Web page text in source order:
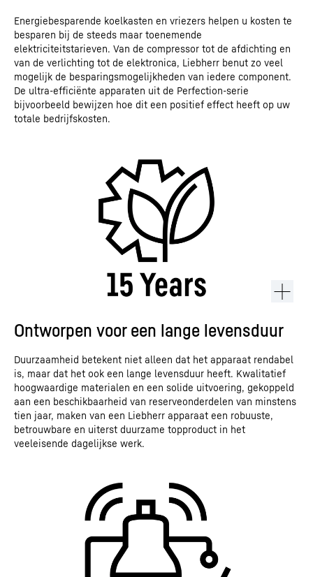
Energiebesparende koelkasten en vriezers helpen u kosten te
besparen bij de steeds maar toenemende
elektriciteitstarieven. Van de compressor tot de afdichting en
van de verlichting tot de elektronica, Liebherr benut zo veel
mogelijk de besparingsmogelijkheden van iedere component.
De ultra-efficiënte apparaten uit de Perfection-serie
bijvoorbeeld bewijzen hoe dit een positief effect heeft op uw
totale bedrijfskosten.
Ontworpen voor een lange levensduur
Duurzaamheid betekent niet alleen dat het apparaat rendabel
is, maar dat het ook een lange levensduur heeft. Kwalitatief
hoogwaardige materialen en een solide uitvoering, gekoppeld
aan een beschikbaarheid van reserveonderdelen van minstens
tien jaar, maken van een Liebherr apparaat een robuuste,
betrouwbare en uiterst duurzame topproduct in het
veeleisende dagelijkse werk.